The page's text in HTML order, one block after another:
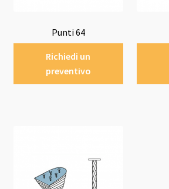
Punti 64
Richiedi un
preventivo